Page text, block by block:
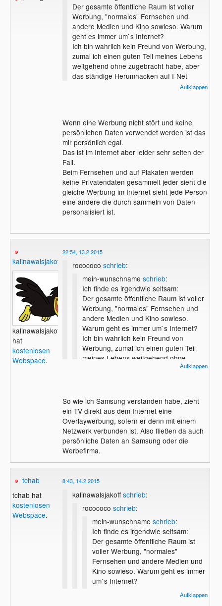
Der gesamte öffentliche Raum ist voller
Werbung, "normales" Fernsehen und
andere Medien und Kino sowieso. Warum
geht es immer um`s Internet?
Ich bin wahrlich kein Freund von Werbung,
zumal ich einen guten Teil meines Lebens
weitgehend ohne zugebracht habe, aber
das ständige Herumhacken auf I-Net
Werbung kann ich überhaupt nichtAufklappen
Wenn eine Werbung nicht stört und keine
persönlichen Daten verwendet werden ist das
mir persönlich egal.
Das ist im Internet aber leider sehr selten der
Fall.
Beim Fernsehen und auf Plakaten werden
keine Privatendaten gesammelt jeder sieht die
gleiche Werbung im Internet sieht jede Person
eine andere die durch sammeln von Daten
personalisiert ist.
kalinawalsjakoff
kalinawalsjakoff
hat
kostenlosen
Webspace.
22:54, 13.2.2015
rocococo schrieb:
mein-wunschname schrieb:
Ich finde es irgendwie seltsam:
Der gesamte öffentliche Raum ist voller
Werbung, "normales" Fernsehen und
andere Medien und Kino sowieso.
Warum geht es immer um`s Internet?
Ich bin wahrlich kein Freund von
Werbung, zumal ich einen guten Teil
meines Lebens weitgehend ohne
zugebracht habe, aber das ständige
Wenn eine Werbung nicht stört und keine
persönlichen Daten verwendet werden ist
das mir persönlich egal.
Das ist im Internet aber leider sehr selten
der Fall.
Beim Fernsehen und auf Plakaten werden
keine Privatendaten gesammelt jeder sieht
Person eine andere die durch sammeln
von Daten personalisiert ist.
Aufklappen
So wie ich Samsung verstanden habe, zieht
ein TV direkt aus dem Internet eine
Overlaywerbung, sofern er denn mit einem
Netzwerk verbunden ist. Also fließen da auch
persönliche Daten an Samsung oder die
Werbefirma.
tchab
tchab hat
kostenlosen
Webspace.
8:43, 14.2.2015
kalinawalsjakoff schrieb:
rocococo schrieb:
mein-wunschname schrieb:
Ich finde es irgendwie seltsam:
Der gesamte öffentliche Raum ist
voller Werbung, "normales"
Fernsehen und andere Medien und
Kino sowieso. Warum geht es immer
um`s Internet?
Ich bin wahrlich kein Freund von
Werbung, zumal ich einen guten Teil
Aufklappen